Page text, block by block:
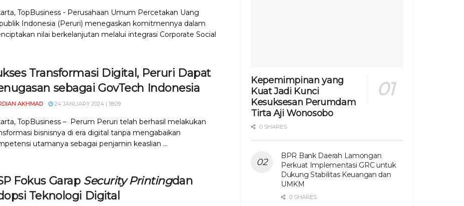
TopBusiness - Perusahaan Umum Percetakan Uang
Indonesia (Peruri) menegaskan komitmennya dalam
nilai berkelanjutan melalui integrasi Corporate Social
Transformasi Digital, Peruri Dapat
sebagai GovTech Indonesia
AKHMAD 24 JANUARY 2024 | 18:09
TopBusiness – Perum Peruri telah berhasil melakukan
bisnisnya di era digital tanpa mengabaikan
utamanya sebagai penjamin keaslian ...
Fokus Garap Security Printingdan
Teknologi Digital
Kepemimpinan yang
Kuat Jadi Kunci
Kesuksesan Perumdam
Tirta Aji Wonosobo
0 SHARES
BPR Bank Daerah Lamongan
Perkuat Implementasi GRC untuk
Dukung Stabilitas Keuangan dan
UMKM
0 SHARES